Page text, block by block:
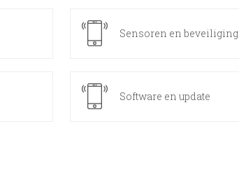
Sensoren en beveiliging
Software en update